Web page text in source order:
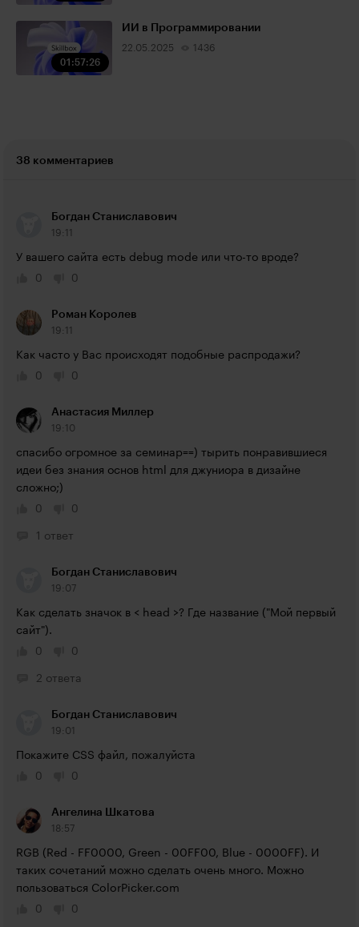
01:57:26
ИИ в Программировании
22.05.2025 1436
38 комментариев
Богдан Станиславович
19:11
У вашего сайта есть debug mode или что-то вроде?
0
0
Роман Королев
19:11
Как часто у Вас происходят подобные распродажи?
0
0
Анастасия Миллер
19:10
спасибо огромное за семинар==) тырить понравившиеся
идеи без знания основ html для джуниора в дизайне
сложно;)
0
0
1 ответ
Богдан Станиславович
19:07
Как сделать значок в < head >? Где название ("Мой первый
сайт").
0
0
2 ответа
Богдан Станиславович
19:01
Покажите CSS файл, пожалуйста
0
0
Ангелина Шкатова
18:57
RGB (Red - FF0000, Green - 00FF00, Blue - 0000FF). И
таких сочетаний можно сделать очень много. Можно
пользоваться ColorPicker.com
0
0